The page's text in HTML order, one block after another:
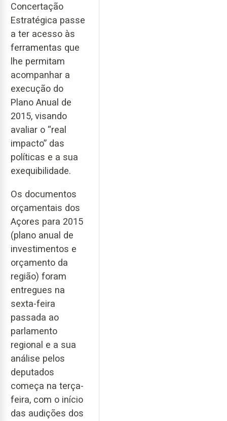
Concertação
Estratégica passe
a ter acesso às
ferramentas que
lhe permitam
acompanhar a
execução do
Plano Anual de
2015, visando
avaliar o “real
impacto” das
políticas e a sua
exequibilidade.
Os documentos
orçamentais dos
Açores para 2015
(plano anual de
investimentos e
orçamento da
região) foram
entregues na
sexta-feira
passada ao
parlamento
regional e a sua
análise pelos
deputados
começa na terça-
feira, com o início
das audições dos